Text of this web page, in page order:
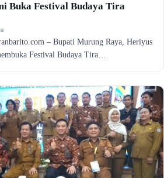
Buka Festival Budaya Tira
– Bupati Murung Raya, Heriyus
Festival Budaya Tira…